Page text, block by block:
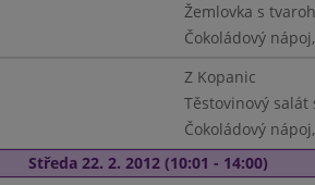
Žemlovka s
Čokoládový
Z Kopanic
Těstovinový salát
Čokoládový
Středa 22. 2. 2012 (10:01 - 14:00)